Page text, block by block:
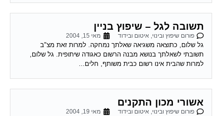
תשובה לגל – שיפוץ בניין
פורום שיפוץ ובינוי, איטום ובידוד מאי 15, 2004
גל שלום, כתוצאה משגיאה שאלתך נמחקה. למרות זאת מצ"ב
תשובתי לשאלתך בנושא מבנה הרשום כאגודה שיתופית. גל שלום,
למרות שהבית אינו רשום כבית משותף, חלים...
אשורי מכון התקנים
פורום שיפוץ ובינוי, איטום ובידוד מאי 19, 2004